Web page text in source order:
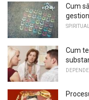
Cum
Cum